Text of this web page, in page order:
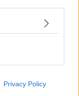
Privacy Policy